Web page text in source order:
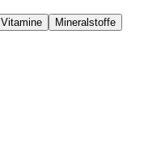
Vitamine Mineralstoffe